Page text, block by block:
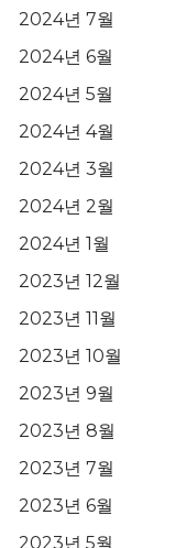
2024년 7월
2024년 6월
2024년 5월
2024년 4월
2024년 3월
2024년 2월
2024년 1월
2023년 12월
2023년 11월
2023년 10월
2023년 9월
2023년 8월
2023년 7월
2023년 6월
2023년 5월